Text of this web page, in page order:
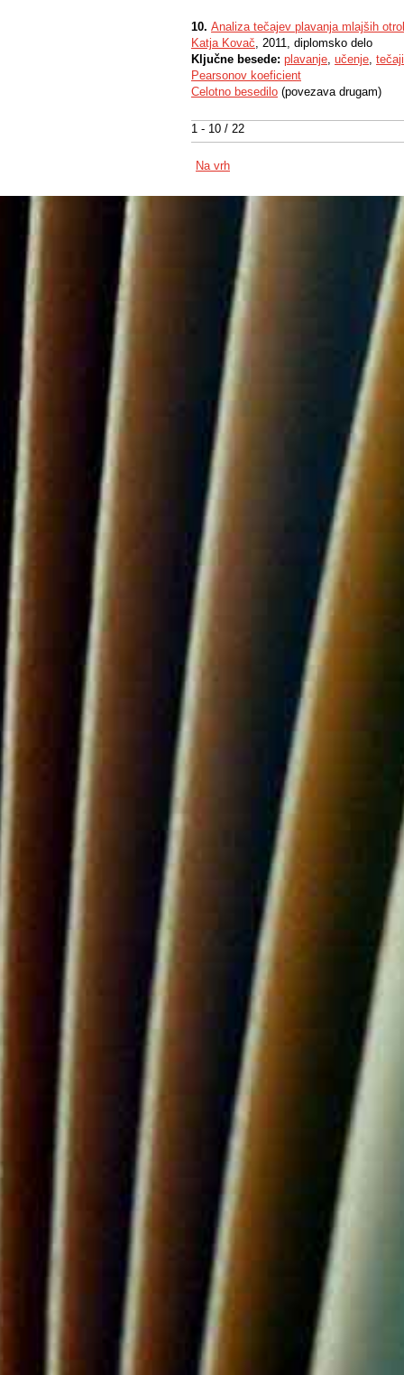
1 - 10 / 22
10. Analiza tečajev plavanja mlajših
Katja Kovač, 2011, diplomsko delo
Ključne besede: plavanje, učenje, tečaji
Pearsonov koeficient
Celotno besedilo (povezava drugam)
Na vrh